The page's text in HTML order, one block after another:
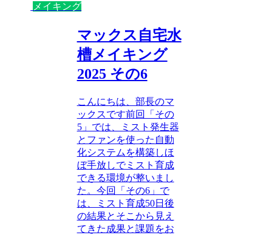
メイキング
マックス自宅水
槽メイキング
2025 その6
こんにちは、部長のマ
ックスです前回「その
5」では、ミスト発生器
とファンを使った自動
化システムを構築しほ
ぼ手放しでミスト育成
できる環境が整いまし
た。今回「その6」で
は、ミスト育成50日後
の結果とそこから見え
てきた成果と課題をお